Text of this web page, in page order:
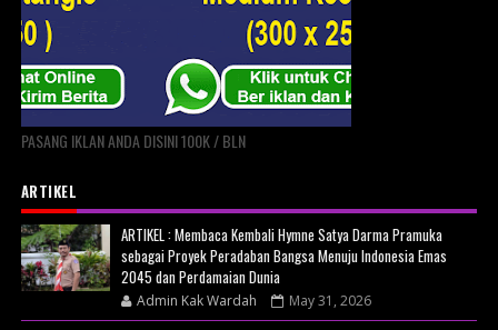
PASANG IKLAN ANDA DISINI 100K / BLN
ARTIKEL
ARTIKEL : Membaca Kembali Hymne Satya Darma Pramuka
sebagai Proyek Peradaban Bangsa Menuju Indonesia Emas
2045 dan Perdamaian Dunia
Admin Kak Wardah May 31, 2026